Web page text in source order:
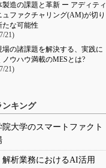
製造の課題と革新 ー アディティ
ュファクチャリング(AM)が切り
たな可能性
21)
場の諸課題を解決する、実践に
ノウハウ満載のMESとは?
21)
ンキング
院大学のスマートファクト
解析業務におけるAI活用